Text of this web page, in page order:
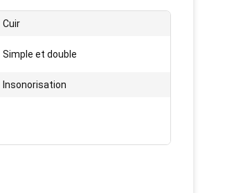
Cuir
Simple et double
Insonorisation